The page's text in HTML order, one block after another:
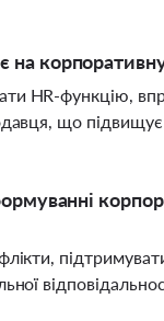
HR-функцію,
що підвищує